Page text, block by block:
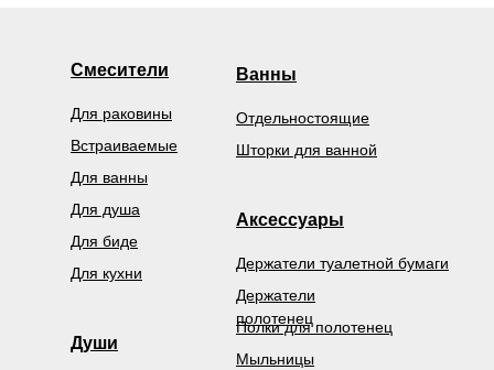
Смесители
Души
Держатели
полотенец
Мыльницы
Держатели туалетной бумаги
Полки для полотенец
Встраиваемые
Для биде
Для ванны
Для душа
Для раковины
Для кухни
Ванны
Отдельностоящие
Шторки для ванной
Аксессуары